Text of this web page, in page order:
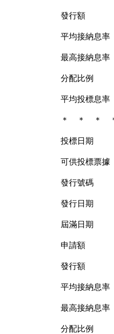
發行額
平均接
最高接
分配
平均投
＊ ＊ ＊
投標日
可供投
發行
發行日
屆滿日
申請額
發行額
平均接
最高接
分配